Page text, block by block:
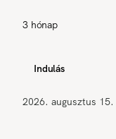
3 hónap
Indulás
2026. augusztus 15.